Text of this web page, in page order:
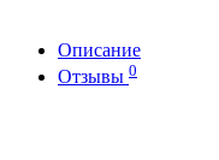
Описание
Отзывы 0